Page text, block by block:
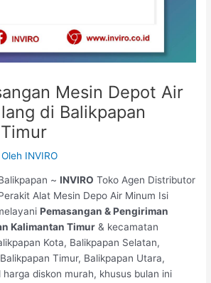
Mesin Depot Air
di Balikpapan
INVIRO
~INVIRO Toko Agen Distributor
Alat Mesin Depo Air Minum Isi
Pemasangan & Pengiriman
Kalimantan Timur & kecamatan
Kota, Balikpapan Selatan,
Timur, Balikpapan Utara,
diskon murah, khusus bulan ini